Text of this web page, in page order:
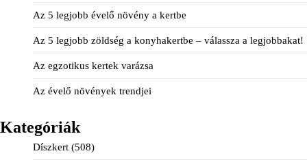
Az 5 legjobb évelő növény a kertbe
Az 5 legjobb zöldség a konyhakertbe – válassza a legjobbakat!
Az egzotikus kertek varázsa
Az évelő növények trendjei
Kategóriák
Díszkert (508)